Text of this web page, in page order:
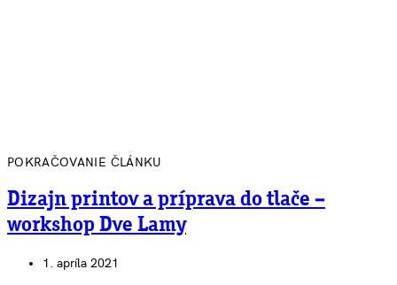
POKRAČOVANIE ČLÁNKU
Dizajn printov a príprava do tlače –
workshop Dve Lamy
1. apríla 2021